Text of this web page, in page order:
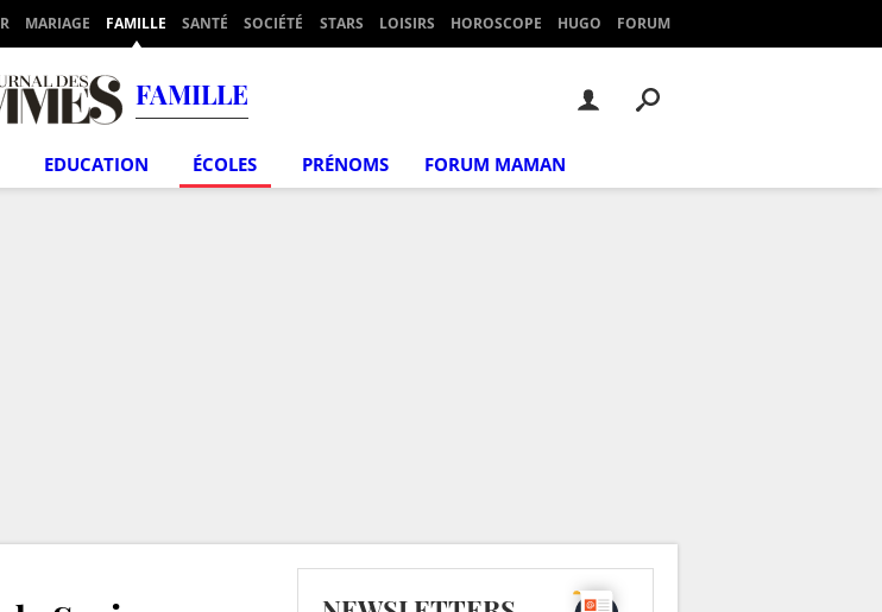
MARIAGE FAMILLE SANTÉ SOCIÉTÉ STARS LOISIRS HOROSCOPE HUGO FORUM
FAMILLE
EDUCATION ÉCOLES PRÉNOMS FORUM MAMAN